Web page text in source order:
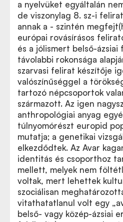
a nyelvüket egyáltalán
de viszonylag 8. sz-i
annak a - szintén
európai rovásírásos
és a jólismert belső-ázsiai
távolabbi rokonsága
szarvasi felirat készítője
valószínűséggel a
tartozó népcsoportok
származott. Az igen
anthropológiai anyag
túlnyomórészt europid
mutatja; a genetikai
elkezdődtek. Az Avar
identitás és csoporthoz
mellett, melyek nem
voltak, mert lehettek
szociálisan
vitathatatlanul volt egy
belső- vagy közép-ázsiai